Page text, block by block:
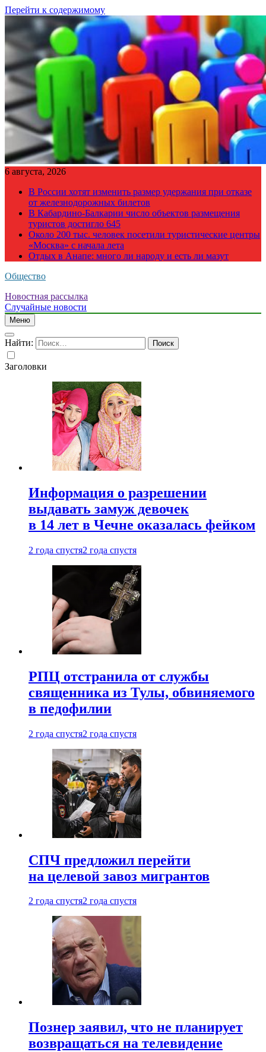
Перейти к содержимому
6 августа, 2026
В России хотят изменить размер удержания при отказе
от железнодорожных билетов
В Кабардино-Балкарии число объектов размещения
туристов достигло 645
Около 200 тыс. человек посетили туристические центры
«Москва» с начала лета
Отдых в Анапе: много ли народу и есть ли мазут
Общество
Новостная рассылка
Случайные новости
Меню
Найти:
Заголовки
Информация о разрешении
выдавать замуж девочек
в 14 лет в Чечне оказалась фейком
2 года спустя2 года спустя
РПЦ отстранила от службы
священника из Тулы, обвиняемого
в педофилии
2 года спустя2 года спустя
СПЧ предложил перейти
на целевой завоз мигрантов
2 года спустя2 года спустя
Познер заявил, что не планирует
возвращаться на телевидение